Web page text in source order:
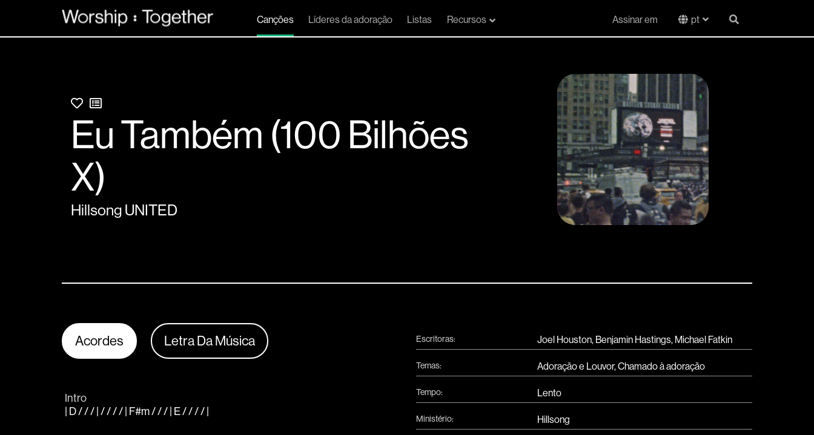
Canções Líderes da adoração Listas Recursos Assinar em pt
Eu Também (100 Bilhões
X)
Hillsong UNITED
Acordes Letra Da Música
Intro
| D / / / | / / / / | F#m / / / | E / / / / |
Escritoras: Joel Houston, Benjamin Hastings, Michael Fatkin
Temas: Adoração e Louvor,Chamado à adoração
Tempo: Lento
Ministério: Hillsong